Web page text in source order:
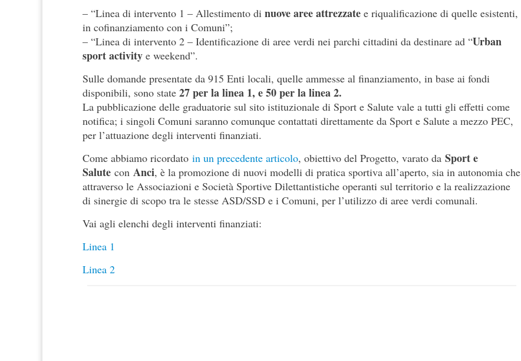
– “Linea di intervento 1 – Allestimento di nuove aree attrezzate e riqualificazione di quelle esistenti,
in cofinanziamento con i Comuni”;
– “Linea di intervento 2 – Identificazione di aree verdi nei parchi cittadini da destinare ad “Urban
sport activity e weekend”.
Sulle domande presentate da 915 Enti locali, quelle ammesse al finanziamento, in base ai fondi
disponibili, sono state 27 per la linea 1, e 50 per la linea 2.
La pubblicazione delle graduatorie sul sito istituzionale di Sport e Salute vale a tutti gli effetti come
notifica; i singoli Comuni saranno comunque contattati direttamente da Sport e Salute a mezzo PEC,
per l’attuazione degli interventi finanziati.
Come abbiamo ricordato in un precedente articolo, obiettivo del Progetto, varato da Sport e
Salute con Anci, è la promozione di nuovi modelli di pratica sportiva all’aperto, sia in autonomia che
attraverso le Associazioni e Società Sportive Dilettantistiche operanti sul territorio e la realizzazione
di sinergie di scopo tra le stesse ASD/SSD e i Comuni, per l’utilizzo di aree verdi comunali.
Vai agli elenchi degli interventi finanziati:
Linea 1
Linea 2